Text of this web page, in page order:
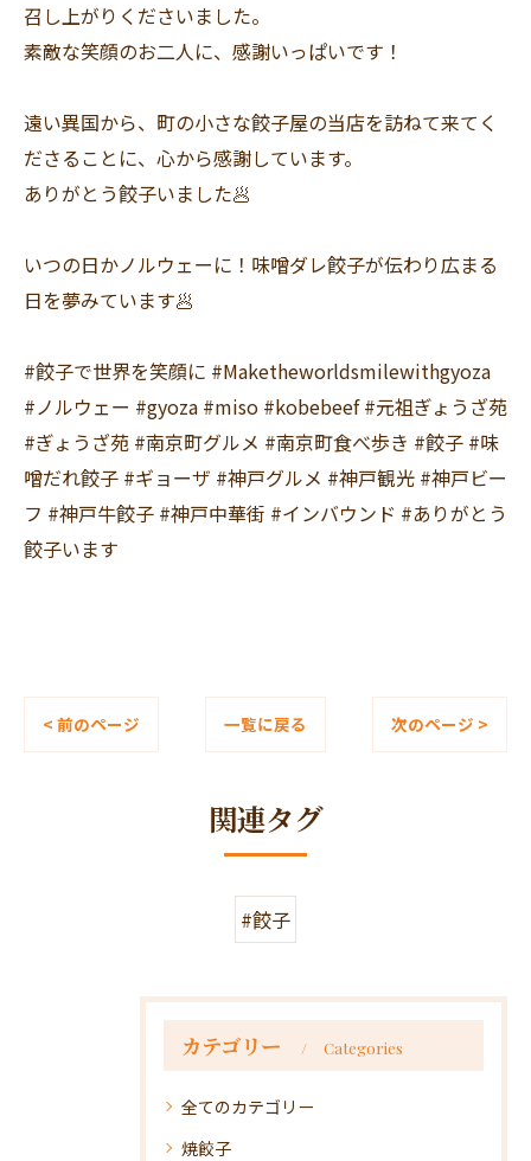
召し上がりくださいました。
素敵な笑顔のお二人に、感謝いっぱいです！
遠い異国から、町の小さな餃子屋の当店を訪ねて来てく
ださることに、心から感謝しています。
ありがとう餃子いました🥟
いつの日かノルウェーに！味噌ダレ餃子が伝わり広まる
日を夢みています🥟
#餃子で世界を笑顔に #Maketheworldsmilewithgyoza
#ノルウェー #gyoza #miso #kobebeef #元祖ぎょうざ苑
#ぎょうざ苑 #南京町グルメ #南京町食べ歩き #餃子 #味
噌だれ餃子 #ギョーザ #神戸グルメ #神戸観光 #神戸ビー
フ #神戸牛餃子 #神戸中華街 #インバウンド #ありがとう
餃子います
< 前のページ 一覧に戻る 次のページ >
関連タグ
#餃子
カテゴリー Categories
全てのカテゴリー
焼餃子